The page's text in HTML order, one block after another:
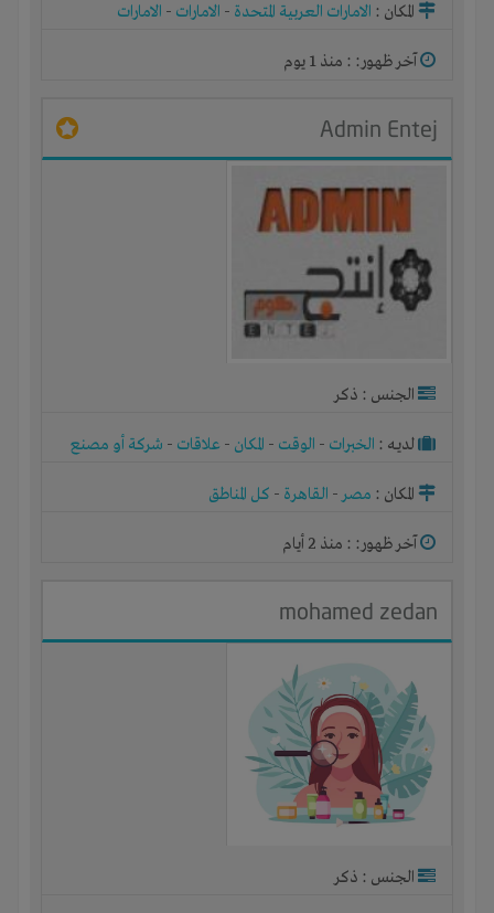
المكان : الامارات العربية المتحدة - الامارات - الامارات
آخر ظهور: : منذ 1 يوم
Admin Entej
الجنس : ذكر
لديـه : الخبرات - الوقت - المكان - علاقات - شركة أو مصنع
المكان : مصر- القاهرة - كل المناطق
آخر ظهور: : منذ 2 أيام
mohamed zedan
الجنس : ذكر